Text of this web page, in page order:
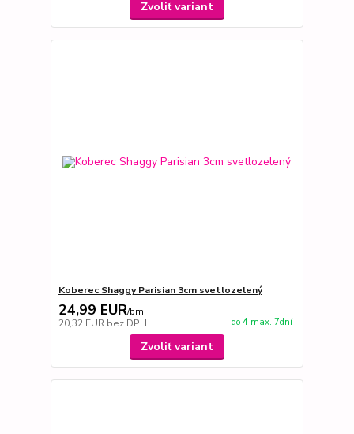
Zvoliť variant
Koberec Shaggy Parisian 3cm svetlozelený
24,99 EUR/bm
20,32 EUR bez DPH do 4 max. 7dní
Zvoliť variant